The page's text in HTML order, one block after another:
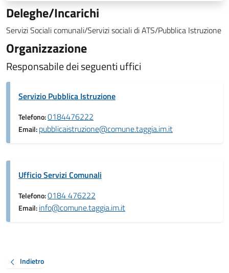
Deleghe/Incarichi
Servizi Sociali comunali/Servizi sociali di ATS/Pubblica Istruzione
Organizzazione
Responsabile dei seguenti uffici
Servizio Pubblica Istruzione
Telefono:0184476222
Email:pubblicaistruzione@comune.taggia.im.it
Ufficio Servizi Comunali
Telefono:0184 476222
Email:info@comune.taggia.im.it
Indietro